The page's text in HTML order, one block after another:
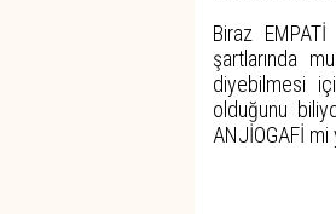
Biraz
şartlarında
diyebilmesi
olduğunu
ANJİOGAFİ mi